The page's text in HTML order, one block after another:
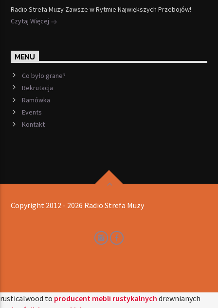
Radio Strefa Muzy Zawsze w Rytmie Największych Przebojów!
Czytaj Więcej
MENU
Co było grane?
Rekrutacja
Ramówka
Events
Kontakt
Copyright 2012 - 2026 Radio Strefa Muzy
rusticalwood to producent mebli rustykalnych drewnianych